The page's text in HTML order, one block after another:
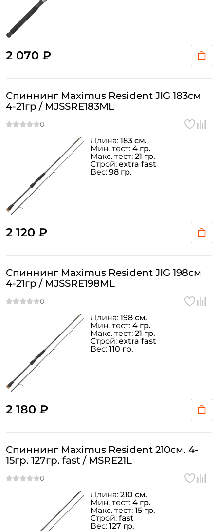
2 070 ₽
Спиннинг Maximus Resident JIG 183см
4-21гр / MJSSRE183ML
2 120 ₽
Длина: 183 см.
Мин. тест: 4 гр.
Макс. тест: 21 гр.
Строй: extra fast
Вес: 98 гр.
Спиннинг Maximus Resident JIG 198см
4-21гр / MJSSRE198ML
2 180 ₽
Длина: 198 см.
Мин. тест: 4 гр.
Макс. тест: 21 гр.
Строй: extra fast
Вес: 110 гр.
Спиннинг Maximus Resident 210см. 4-
15гр. 127гр. fast / MSRE21L
Длина: 210 см.
Мин. тест: 4 гр.
Макс. тест: 15 гр.
Строй: fast
Вес: 127 гр.